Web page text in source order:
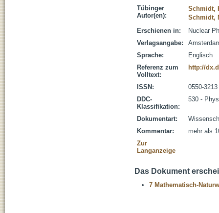
Tübinger
Autor(en):
Schmidt,
Schmidt,
Erschienen in:
Nuclear
Verlagsangabe:
Sprache:
Englisch
Referenz zum
Volltext:
http://
ISSN:
0550-3213
DDC-
Klassifikation:
530 -
Dokumentart:
Kommentar:
mehr als
Zur
Langanzeige
Das Dokument
7 Mathematisch-